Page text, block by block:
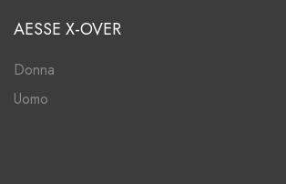
AESSE X-OVER
Donna
Uomo